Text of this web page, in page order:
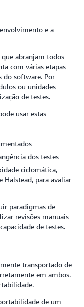
e a
que abranjam todos
com várias etapas
do software. Por
ou unidades
de testes.
usar estas
dos testes
ciclomática,
Halstead, para avaliar
paradigmas de
revisões manuais
de testes.
transportado de
em ambos.
de um